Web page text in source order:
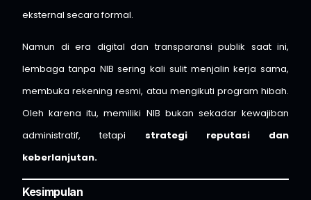
eksternal secara formal.
Namun di era digital dan transparansi publik saat ini,
lembaga tanpa NIB sering kali sulit menjalin kerja sama,
membuka rekening resmi, atau mengikuti program hibah.
Oleh karena itu, memiliki NIB bukan sekadar kewajiban
administratif, tetapi strategi reputasi dan
keberlanjutan.
Kesimpulan